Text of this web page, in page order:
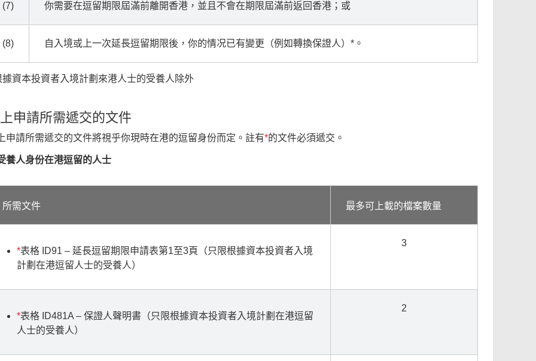
(7) 你需要在逗留期限屆滿前離開香港，並且不會在期限屆滿前返回香港；或
(8) 自入境或上一次延長逗留期限後，你的情况已有變更（例如轉換保證人）*。
據資本投資者入境計劃來港人士的受養人除外
申請所需遞交的文件
申請所需遞交的文件將視乎你現時在港的逗留身份而定。註有*的文件必須遞交。
養人身份在港逗留的人士
所需文件 最多可上載的檔案數量
*表格 ID91 – 延長逗留期限申請表第1至3頁（只限根據資本投資者入境
計劃在港逗留人士的受養人）
3
*表格 ID481A – 保證人聲明書（只限根據資本投資者入境計劃在港逗留
人士的受養人）
2